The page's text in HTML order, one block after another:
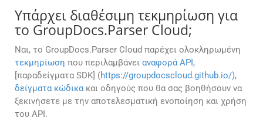
Υπάρχει διαθέσιμη τεκμηρίωση για
το GroupDocs.Parser Cloud;
Ναι, το GroupDocs.Parser Cloud παρέχει ολοκληρωμένη
τεκμηρίωση που περιλαμβάνει αναφορά API,
[παραδείγματα SDK] (https://groupdocscloud.github.io/),
δείγματα κώδικακαι οδηγούς που θα σας βοηθήσουν να
ξεκινήσετε με την αποτελεσματική ενοποίηση και χρήση
του API.